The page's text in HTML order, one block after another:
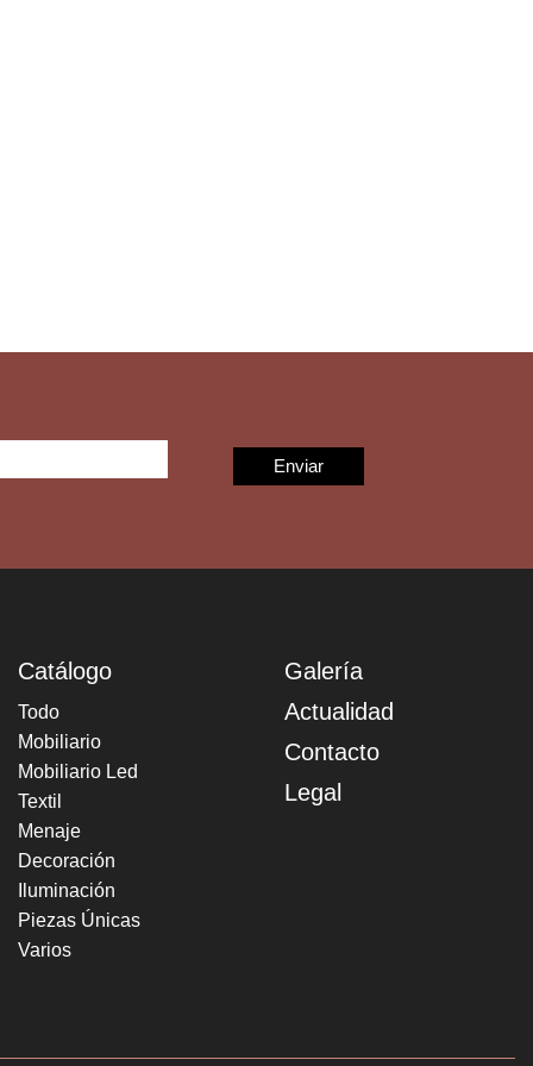
Catálogo
Todo
Mobiliario
Mobiliario Led
Textil
Menaje
Decoración
Iluminación
Piezas Únicas
Varios
Galería
Actualidad
Contacto
Legal